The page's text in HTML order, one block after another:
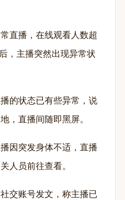
直播，在线观看人数超
，主播突然出现异常状
的状态已有些异常，说
，直播间随即黑屏。
因突发身体不适，直播
人员前往查看。
交账号发文，称主播已